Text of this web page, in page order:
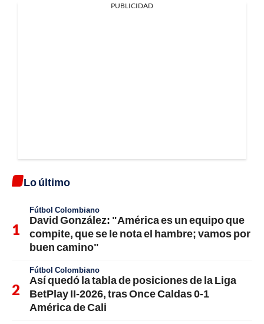
PUBLICIDAD
Lo último
Fútbol Colombiano
David González: "América es un equipo que
compite, que se le nota el hambre; vamos por
buen camino"
Fútbol Colombiano
Así quedó la tabla de posiciones de la Liga
BetPlay II-2026, tras Once Caldas 0-1
América de Cali